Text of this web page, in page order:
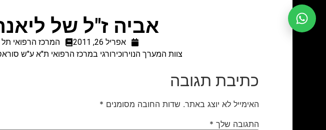
אביה ז"ל של
אפריל 26, 2011 המרכז הרפואי
צוות המערך הנוירוכירורגי במרכז הרפואי ת"א ע"ש
כתיבת תגובה
האימייל לא יוצג באתר. שדות החובה מסומנים *
התגובה שלך *